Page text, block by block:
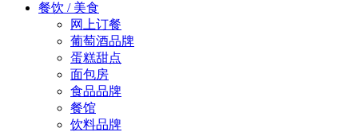
餐饮 / 美食
网上订餐
葡萄酒品牌
蛋糕甜点
面包房
食品品牌
餐馆
饮料品牌